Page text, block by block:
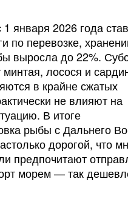
1 января 2026 года
по перевозке,
выросла до 22%.
минтая, лосося и
в крайне сжатых
не влияют на
В итоге
рыбы с Дальнего
дорогой, что
предпочитают
морем — так